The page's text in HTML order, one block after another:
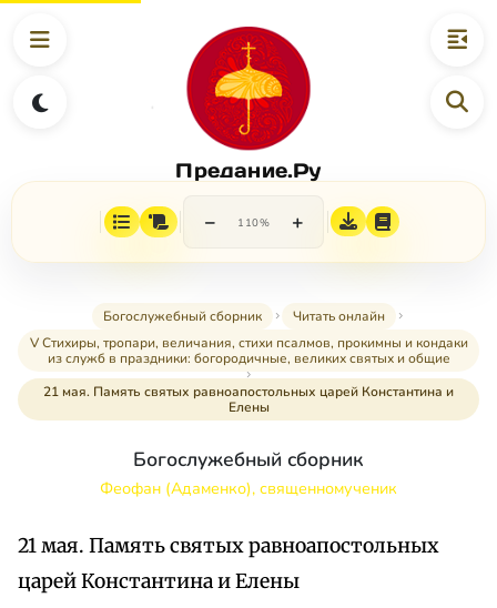
Предание.Ру
− 110% +
Богослужебный сборник
Читать онлайн
V Стихиры, тропари, величания, стихи псалмов, прокимны и кондаки
из служб в праздники: богородичные, великих святых и общие
21 мая. Память святых равноапостольных царей Константина и
Елены
Богослужебный сборник
Феофан (Адаменко), священномученик
21 мая. Память святых равноапостольных
царей Константина и Елены